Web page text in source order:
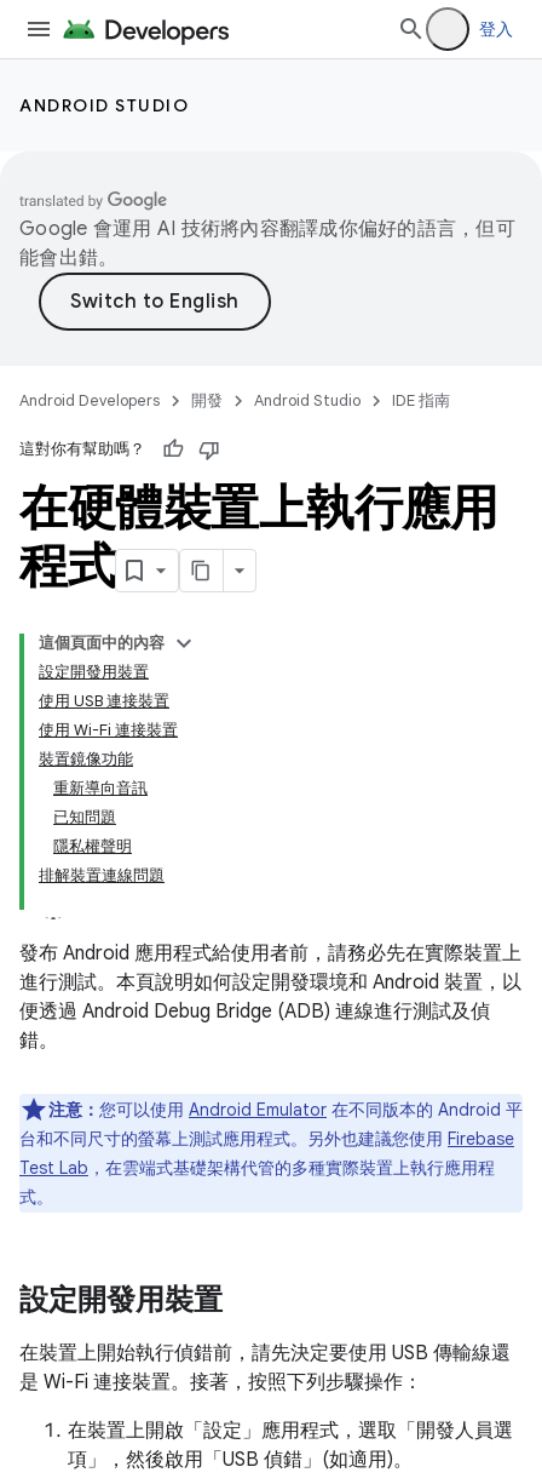
登入
ANDROID STUDIO
Google 會運用 AI 技術將內容翻譯成你偏好的語言，但可
能會出錯。
Android Developers 開發 Android Studio IDE 指南
這對你有幫助嗎？
在硬體裝置上執行應用
程式
這個頁面中的內容
設定開發用裝置
使用 USB 連接裝置
使用 Wi-Fi 連接裝置
裝置鏡像功能
重新導向音訊
已知問題
隱私權聲明
排解裝置連線問題
發布 Android 應用程式給使用者前，請務必先在實際裝置上
進行測試。本頁說明如何設定開發環境和 Android 裝置，以
便透過 Android Debug Bridge (ADB) 連線進行測試及偵
錯。
注意： 您可以使用 Android Emulator 在不同版本的 Android 平
台和不同尺寸的螢幕上測試應用程式。另外也建議您使用 Firebase
Test Lab ，在雲端式基礎架構代管的多種實際裝置上執行應用程
式。
設定開發用裝置
在裝置上開始執行偵錯前，請先決定要使用 USB 傳輸線還
是 Wi-Fi 連接裝置。接著，按照下列步驟操作：
在裝置上開啟「設定」 應用程式，選取「開發人員選
項」
，然後啟用「USB 偵錯」 (如適用)。